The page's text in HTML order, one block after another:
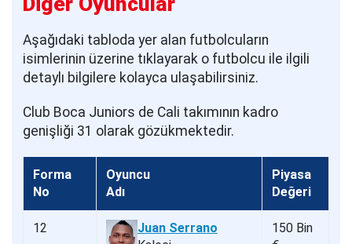
Aşağıdaki tabloda yer alan futbolcuların
isimlerinin üzerine tıklayarak o futbolcu ile ilgili
detaylı bilgilere kolayca ulaşabilirsiniz.
Club Boca Juniors de Cali takımının kadro
genişliği 31 olarak gözükmektedir.
Forma
No
Oyuncu
Adı
Piyasa
Değeri
12
Juan Serrano
150 Bin